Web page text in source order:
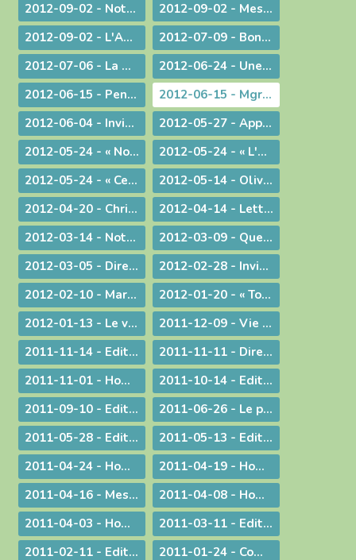
2012-09-02 - Notre tâche est de faire entendre la voix d'une conscience droite !
2012-09-02 - Message d'au-revoir de Mgr Bagnard
2012-09-02 - L'Amour de l'Eglise !
2012-07-09 - Bonne Route !
2012-07-06 - La miséricorde et le ministère du prêtre
2012-06-24 - Une vie donnée pour le Christ
2012-06-15 - Pentecôte 2012 : La fête d'une famille aux nombreux enfants !
2012-06-15 - Mgr Pascal Roland, Évêque de Belley-Ars : Message de Mgr Guy Bagnard aux diocésains de Belley-Ars
2012-06-04 - Invitation à l'Assemblée Générale de l'Association Diocésaine
2012-05-27 - Appelés à vivre l'Aujourd'hui de Dieu !
2012-05-24 - « Nous voulons vivre, développer et transmettre ce message chrétien ! »
2012-05-24 - « L'Esprit-Saint vous sera donné en plénitude. »
2012-05-24 - « Ce n'est pas le fait d'être évêque qui m'a rendu heureux, c'est le fait d'avoir donné ma vie »
2012-05-14 - Olivier de Coat, nouveau Directeur diocésain de l'Enseignement Catholique
2012-04-20 - Christ est ressuscité !
2012-04-14 - Lettre aux prêtres du diocèse
2012-03-14 - Note complémentaire à propos des élections
2012-03-09 - Quelle vision de l'homme ?
2012-03-05 - Directives diocésaines sur les intentions et offrandes de Messes
2012-02-28 - Invitation à la journée du sacerdoce et à la Messe Chrismale
2012-02-10 - Marcher pour la Vie
2012-01-20 - « Tous, nous serons transformés par la Victoire de notre Seigneur Jésus Christ. »
2012-01-13 - Le visage humain de Dieu
2011-12-09 - Vie privée ?
2011-11-14 - Edito : Mgr Bagnard revient sur le cinquantenaire de Vatican II
2011-11-11 - Dire et ne pas faire
2011-11-01 - Homélie pour la Toussaint
2011-10-14 - Edito : Vive la fa­mille !
2011-09-10 - Edito : Som­mes-nous prêts à assu­mer no­tre dif­fé­rence chré­tienne ?
2011-06-26 - Le prêtre et le mystère eucharistique
2011-05-28 - Edito : Que votre lumière brille aux yeux des hommes !
2011-05-13 - Edito : Mettre au monde des saints !
2011-04-24 - Homélie pour le Jour de Pâques
2011-04-19 - Homélie pour la Messe Chrismale
2011-04-16 - Message au sujet de l'Exposition "Je croix aux miracles" tenue en Avignon
2011-04-08 - Homélie : Itinéraire d'une rencontre avec Jésus
2011-04-03 - Homélie : Nous sommes tous des catéchumènes !
2011-03-11 - Edito : La vogue du prêt-à-porter
2011-02-11 - Edito : L'origine apostolique du célibat du prêtre
2011-01-24 - Communiqué aux chrétiens du diocèse